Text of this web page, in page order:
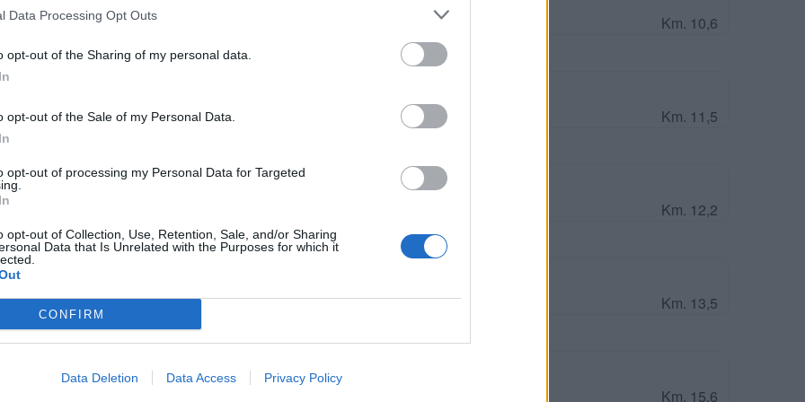
Data Processing Opt Outs
opt-out of the Sharing of my personal data.
opt-out of the Sale of my Personal Data.
opt-out of processing my Personal Data for Targeted
opt-out of Collection, Use, Retention, Sale, and/or Sharing
Data that Is Unrelated with the Purposes for which it
CONFIRM
Data Deletion Data Access Privacy Policy
Km. 10,3 Km. 10,6
Km. 10,6 Km. 11,5
Agriturismo Le Conchiglie
Km. 12,2
Km. 12,6
Valsamoggia (BO)
Km. 13,5
Agriturismo Il Poggiolo
Km. 15,6